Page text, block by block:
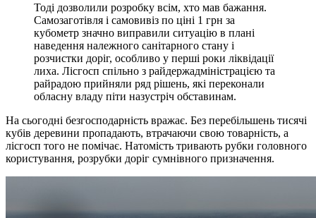
Тоді дозволили розробку всім, хто мав бажання.
Самозаготівля і самовивіз по ціні 1 грн за
кубометр значно виправили ситуацію в плані
наведення належного санітарного стану і
розчистки доріг, особливо у перші роки ліквідації
лиха. Лісгосп спільно з райдержадміністрацією та
райрадою прийняли ряд рішень, які переконали
обласну владу піти назустріч обставинам.
На сьогодні безгосподарність вражає. Без перебільшень тисячі
кубів деревини пропадають, втрачаючи свою товарність, а
лісгосп того не помічає. Натомість тривають рубки головного
користування, розрубки доріг сумнівного призначення.